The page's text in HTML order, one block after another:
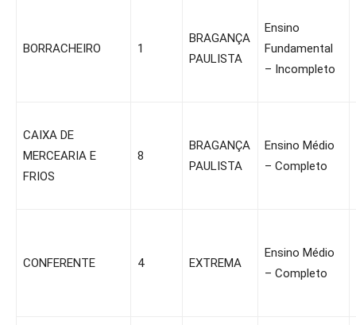
BORRACHEIRO 1
BRAGANÇA
PAULISTA
Ensino
Fundamental
– Incompleto
CAIXA DE
MERCEARIA E
FRIOS
8
BRAGANÇA
PAULISTA
Ensino Médio
– Completo
CONFERENTE 4 EXTREMA
Ensino Médio
– Completo